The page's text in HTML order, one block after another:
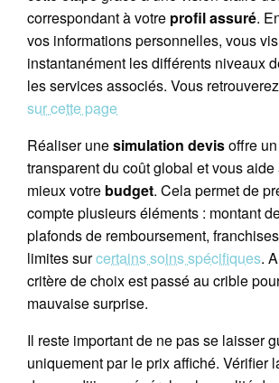
correspondant à votre profil assuré.
vos informations personnelles, vous
instantanément les différents niveaux
les services associés. Vous
sur cette page
Réaliser unesimulation devisoffre
transparent du coût global et vous aide
mieux votre budget. Cela permet de
compte plusieurs éléments : montant
plafonds de remboursement,
limites surcertains soins spécifiques.
critère de choix est passé au crible
mauvaise surprise.
Il reste important de ne pas se laisser
uniquement par le prix affiché. Vérifier